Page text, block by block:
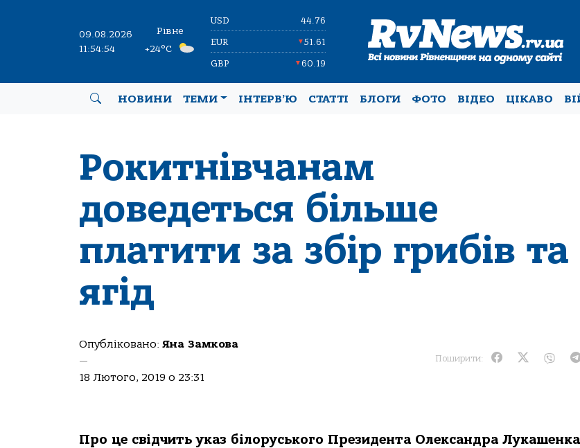
09.08.2026
11:54:54
Рівне
+24°C
USD 44.76
EUR ▼51.61
GBP ▼60.19
НОВИНИ ТЕМИ ІНТЕРВ’Ю СТАТТІ БЛОГИ ФОТО ВІДЕО ЦІКАВО
Рокитнівчанам
доведеться більше
платити за збір грибів та
ягід
Опубліковано: Яна Замкова
—
18 Лютого, 2019 о 23:31
Поширити:
Про це свідчить указ білоруського Президента Олександра Лукашенка